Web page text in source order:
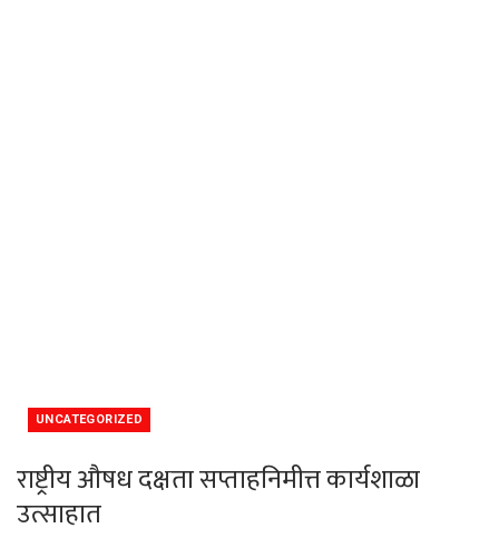
UNCATEGORIZED
राष्ट्रीय औषध दक्षता सप्ताहनिमीत्त कार्यशाळा
उत्साहात